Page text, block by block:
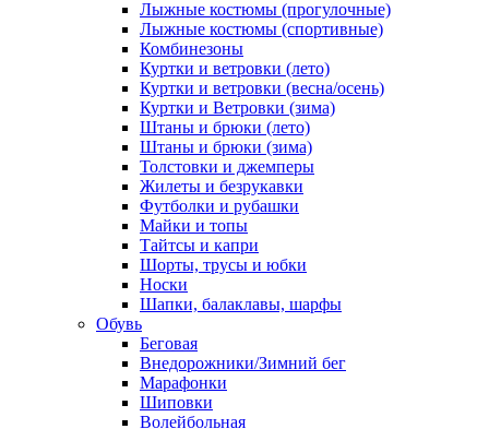
Лыжные костюмы (прогулочные)
Лыжные костюмы (спортивные)
Комбинезоны
Куртки и ветровки (лето)
Куртки и ветровки (весна/осень)
Куртки и Ветровки (зима)
Штаны и брюки (лето)
Штаны и брюки (зима)
Толстовки и джемперы
Жилеты и безрукавки
Футболки и рубашки
Майки и топы
Тайтсы и капри
Шорты, трусы и юбки
Носки
Шапки, балаклавы, шарфы
Обувь
Беговая
Внедорожники/Зимний бег
Марафонки
Шиповки
Волейбольная